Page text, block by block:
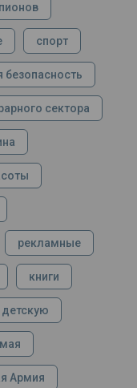
спорт
безопасность
сектора
рекламные
книги
детскую
Армия